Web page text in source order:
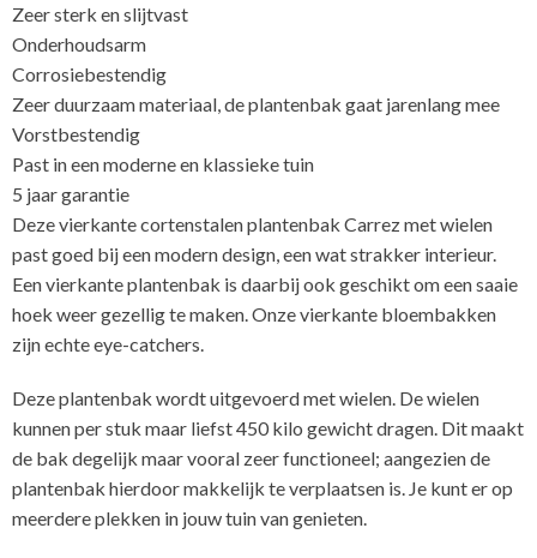
Zeer sterk en slijtvast
Onderhoudsarm
Corrosiebestendig
Zeer duurzaam materiaal, de plantenbak gaat jarenlang mee
Vorstbestendig
Past in een moderne en klassieke tuin
5 jaar garantie
Deze vierkante cortenstalen plantenbak Carrez met wielen
past goed bij een modern design, een wat strakker interieur.
Een vierkante plantenbak is daarbij ook geschikt om een saaie
hoek weer gezellig te maken. Onze vierkante bloembakken
zijn echte eye-catchers.
Deze plantenbak wordt uitgevoerd met wielen. De wielen
kunnen per stuk maar liefst 450 kilo gewicht dragen. Dit maakt
de bak degelijk maar vooral zeer functioneel; aangezien de
plantenbak hierdoor makkelijk te verplaatsen is. Je kunt er op
meerdere plekken in jouw tuin van genieten.